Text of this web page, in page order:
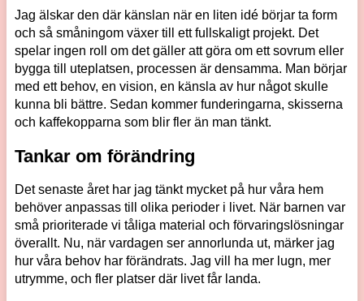
Jag älskar den där känslan när en liten idé börjar ta form
och så småningom växer till ett fullskaligt projekt. Det
spelar ingen roll om det gäller att göra om ett sovrum eller
bygga till uteplatsen, processen är densamma. Man börjar
med ett behov, en vision, en känsla av hur något skulle
kunna bli bättre. Sedan kommer funderingarna, skisserna
och kaffekopparna som blir fler än man tänkt.
Tankar om förändring
Det senaste året har jag tänkt mycket på hur våra hem
behöver anpassas till olika perioder i livet. När barnen var
små prioriterade vi tåliga material och förvaringslösningar
överallt. Nu, när vardagen ser annorlunda ut, märker jag
hur våra behov har förändrats. Jag vill ha mer lugn, mer
utrymme, och fler platser där livet får landa.